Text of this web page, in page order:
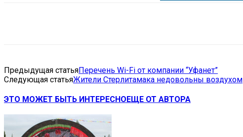
Предыдущая статьяПеречень Wi-Fi от компании “Уфанет”
Следующая статьяЖители Стерлитамака недовольны воздухом
ЭТО МОЖЕТ БЫТЬ ИНТЕРЕСНОЕЩЕ ОТ АВТОРА